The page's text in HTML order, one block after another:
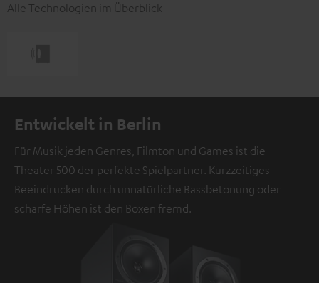
Alle Technologien im Überblick
Entwickelt in Berlin
Für Musik jeden Genres, Filmton und Games ist die
Theater 500 der perfekte Spielpartner. Kurzzeitiges
Beeindrucken durch unnatürliche Bassbetonung oder
scharfe Höhen ist den Boxen fremd.